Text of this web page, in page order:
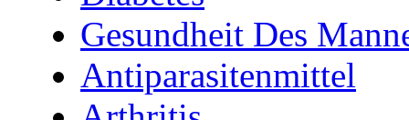
Gesundheit Des
Antiparasitenmittel